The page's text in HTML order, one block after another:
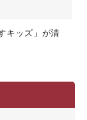
キッズ」が清